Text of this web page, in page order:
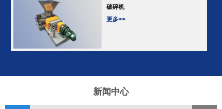
破碎机
更多>>
新闻中心